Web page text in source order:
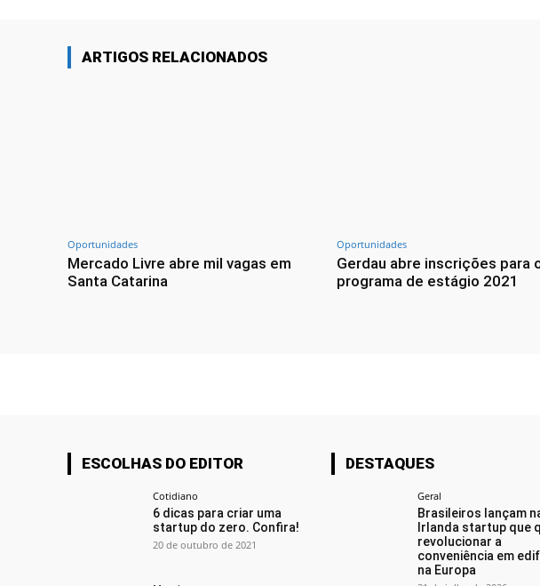
ARTIGOS RELACIONADOS
Oportunidades
Mercado Livre abre mil vagas em
Santa Catarina
Oportunidades
Gerdau abre inscrições para
programa de estágio 2021
ESCOLHAS DO EDITOR
Cotidiano
6 dicas para criar uma
startup do zero. Confira!
20 de outubro de 2021
DESTAQUES
Geral
Brasileiros lançam
Irlanda startup que
revolucionar a
conveniência em
na Europa